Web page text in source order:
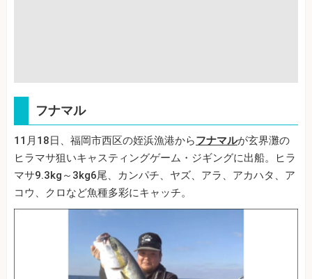
フナマル
11月18日、福岡市西区の姪浜漁港からフナマルが玄界灘の
ヒラマサ狙いキャスティングゲーム・ジギングに出船。ヒラ
マサ9.3kg～3kg6尾、カンパチ、ヤズ、アラ、アカハタ、ア
コウ、クロなど魚種多彩にキャッチ。